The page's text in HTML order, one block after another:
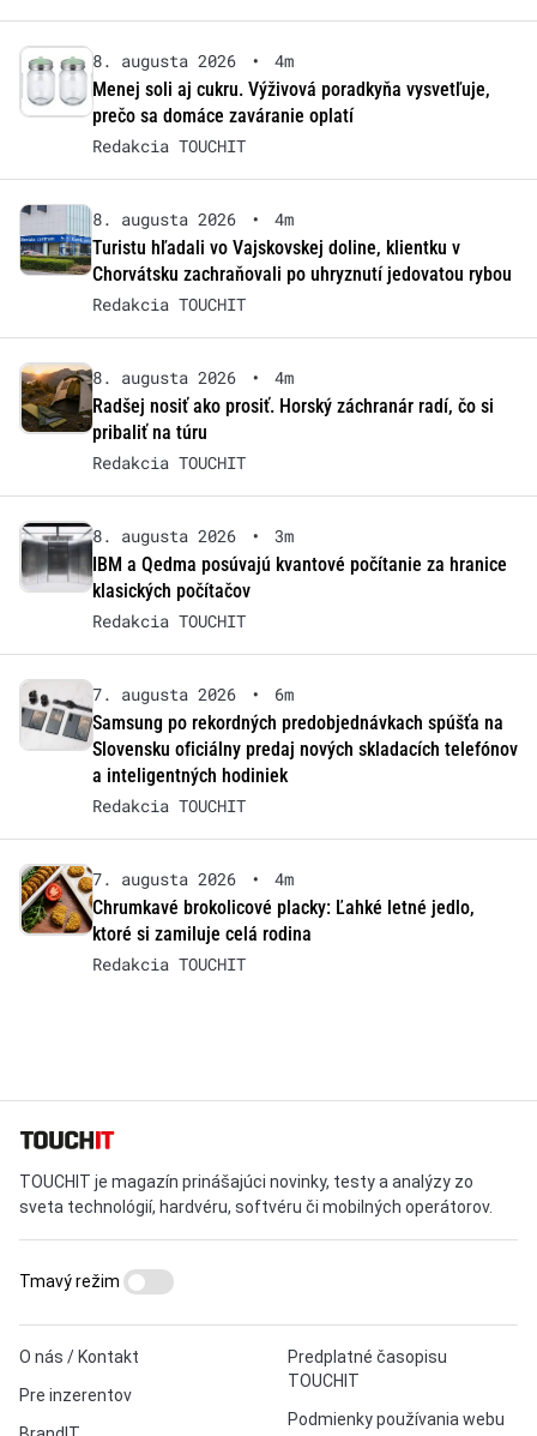
8. augusta 2026 •
4m
Menej soli aj cukru. Výživová poradkyňa vysvetľuje,
prečo sa domáce zaváranie oplatí
Redakcia TOUCHIT
8. augusta 2026 •
4m
Turistu hľadali vo Vajskovskej doline, klientku v
Chorvátsku zachraňovali po uhryznutí jedovatou rybou
Redakcia TOUCHIT
8. augusta 2026 •
4m
Radšej nosiť ako prosiť. Horský záchranár radí, čo si
pribaliť na túru
Redakcia TOUCHIT
8. augusta 2026 •
3m
IBM a Qedma posúvajú kvantové počítanie za hranice
klasických počítačov
Redakcia TOUCHIT
7. augusta 2026 •
6m
Samsung po rekordných predobjednávkach spúšťa na
Slovensku oficiálny predaj nových skladacích telefónov
a inteligentných hodiniek
Redakcia TOUCHIT
7. augusta 2026 •
4m
Chrumkavé brokolicové placky: Ľahké letné jedlo,
ktoré si zamiluje celá rodina
Redakcia TOUCHIT
TOUCHIT je magazín prinášajúci novinky, testy a analýzy zo
sveta technológií, hardvéru, softvéru či mobilných operátorov.
O nás / Kontakt
Pre inzerentov
Predplatné časopisu
TOUCHIT
Podmienky používania webu
Tmavý režim